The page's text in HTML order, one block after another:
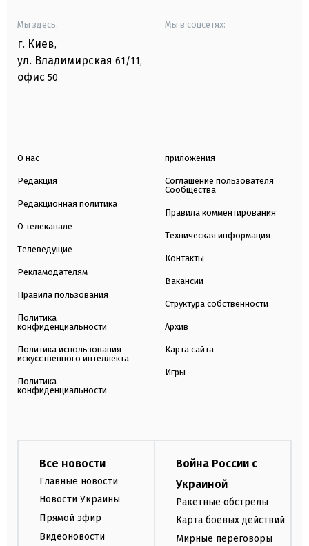
Мы здесь:
г. Киев,
ул. Владимирская 61/11,
офис 50
Мы в соцсетях:
О нас
Редакция
Редакционная политика
О телеканале
Телеведущие
Рекламодателям
Правила пользования
Политика
конфиденциальности
Политика использования
искусственного интеллекта
Политика
конфиденциальности
приложения
Соглашение пользователя
Сообщества
Правила комментирования
Техническая информация
Контакты
Вакансии
Структура собственности
Архив
Карта сайта
Игры
Все новости
Главные новости
Новости Украины
Прямой эфир
Видеоновости
Война России с
Украиной
Ракетные обстрелы
Карта боевых действий
Мирные переговоры